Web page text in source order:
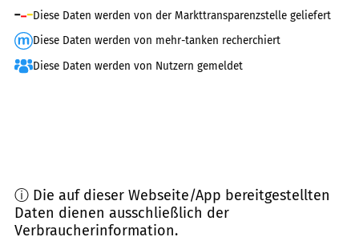
Diese Daten werden von der Markttransparenzstelle geliefert
Diese Daten werden von mehr-tanken recherchiert
Diese Daten werden von Nutzern gemeldet
ⓘ Die auf dieser Webseite/App bereitgestellten
Daten dienen ausschließlich der
Verbraucherinformation.